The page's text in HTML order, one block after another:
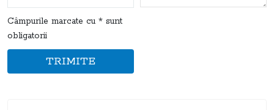
Câmpurile marcate cu * sunt
obligatorii
TRIMITE